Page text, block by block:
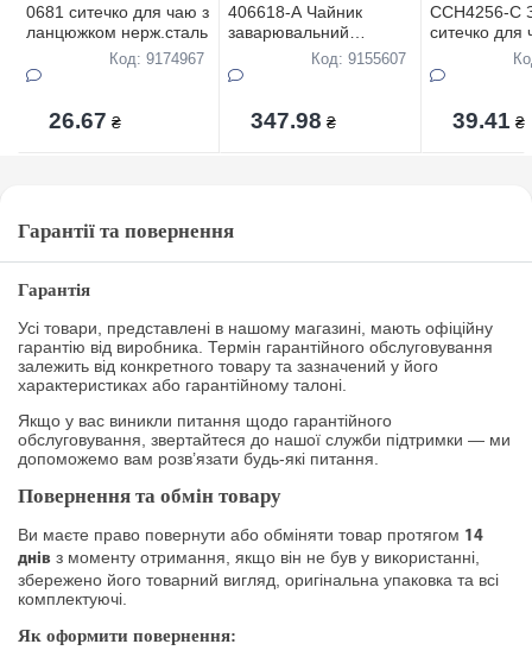
0681 ситечко для чаю з
ланцюжком нерж.сталь
Код: 9174967
26.67 ₴
406618-А Чайник
заварювальний
квадратний фарфор
900мл в упаковці
Код: 9155607
347.98 ₴
CCH4256-C
ситечко для
нерж.сталь
39.41 ₴
Гарантії та повернення
Гарантія
Усі товари, представлені в нашому магазині, мають офіційну
гарантію від виробника. Термін гарантійного обслуговування
залежить від конкретного товару та зазначений у його
характеристиках або гарантійному талоні.
Якщо у вас виникли питання щодо гарантійного
обслуговування, звертайтеся до нашої служби підтримки — ми
допоможемо вам розв’язати будь-які питання.
Повернення та обмін товару
Ви маєте право повернути або обміняти товар протягом 14
днів з моменту отримання, якщо він не був у використанні,
збережено його товарний вигляд, оригінальна упаковка та всі
комплектуючі.
Як оформити повернення: